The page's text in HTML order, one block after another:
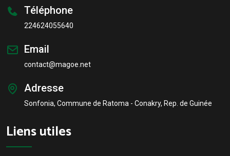
Téléphone
224624055640
Email
contact@magoe.net
Adresse
Sonfonia, Commune de Ratoma - Conakry, Rep. de Guinée
Liens utiles